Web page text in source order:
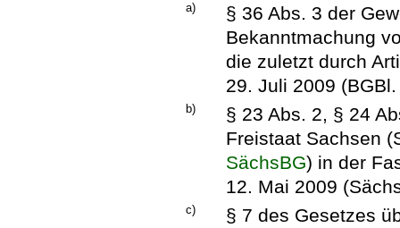
a)
§ 36 Abs. 3 der
Bekanntmachung
die zuletzt durch
29. Juli 2009
b)
§ 23 Abs. 2, § 24
Freistaat Sachsen
SächsBG) in der
12. Mai 2009
c)
§ 7 des Gesetzes